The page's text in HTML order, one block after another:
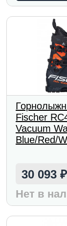
Fischer
Vacuum
Blue/Red/
30 093₽
Нет в